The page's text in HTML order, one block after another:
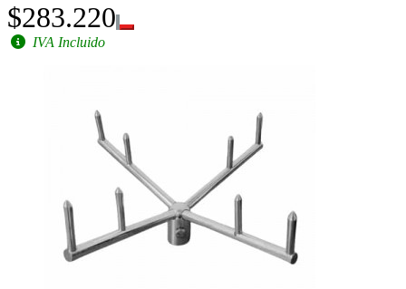
$283.220
IVA Incluido